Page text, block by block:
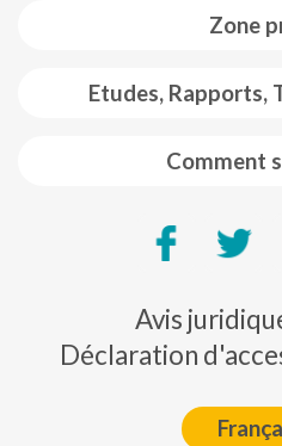
Zone
Etudes, Rapports,
Comment
Avis
Déclaration